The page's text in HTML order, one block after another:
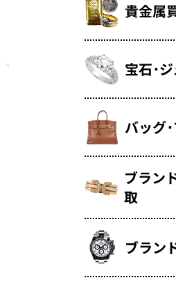
貴金属
宝石･
バッグ
ブラン
取
ブラン